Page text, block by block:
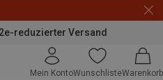
reduzierter Versand
Mein KontoWunschlisteWarenkorb